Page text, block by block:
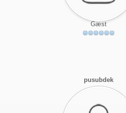
Gæst
pusubdek